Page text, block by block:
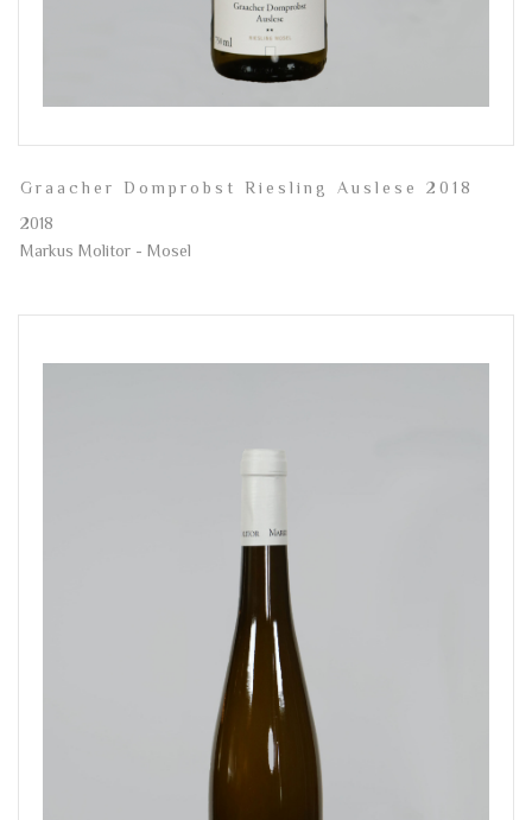
Graacher Domprobst Riesling Auslese 2018
2018
Markus Molitor - Mosel